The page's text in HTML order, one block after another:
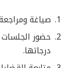
صياغة
حضور
درجاتها.